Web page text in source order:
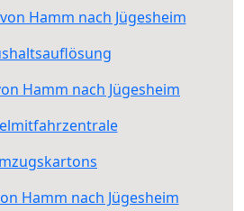
Hamm nach Jügesheim
Hamm nach Jügesheim
Hamm nach Jügesheim